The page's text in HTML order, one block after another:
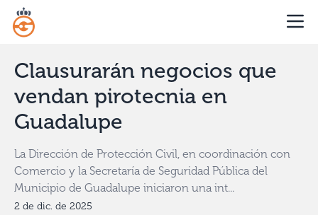
Clausurarán negocios que
vendan pirotecnia en
Guadalupe
La Dirección de Protección Civil, en coordinación con
Comercio y la Secretaría de Seguridad Pública del
Municipio de Guadalupe iniciaron una int...
2 de dic. de 2025